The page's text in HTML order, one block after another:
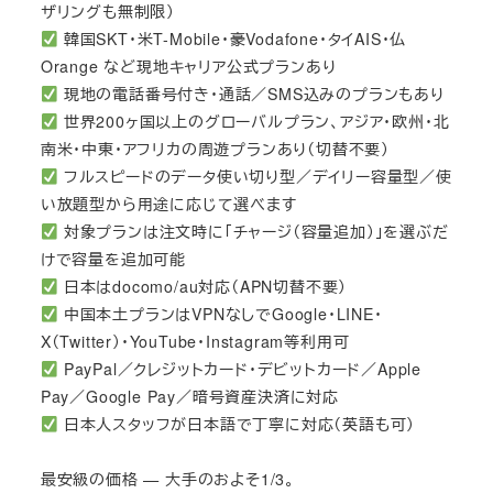
ザリングも無制限）
韓国SKT・米T-Mobile・豪Vodafone・タイAIS・仏
Orange など現地キャリア公式プランあり
現地の電話番号付き・通話／SMS込みのプランもあり
世界200ヶ国以上のグローバルプラン、アジア・欧州・北
南米・中東・アフリカの周遊プランあり（切替不要）
フルスピードのデータ使い切り型／デイリー容量型／使
い放題型から用途に応じて選べます
対象プランは注文時に「チャージ（容量追加）」を選ぶだ
けで容量を追加可能
日本はdocomo/au対応（APN切替不要）
中国本土プランはVPNなしでGoogle・LINE・
X（Twitter）・YouTube・Instagram等利用可
PayPal／クレジットカード・デビットカード／Apple
Pay／Google Pay／暗号資産決済に対応
日本人スタッフが日本語で丁寧に対応（英語も可）
最安級の価格 — 大手のおよそ1/3。